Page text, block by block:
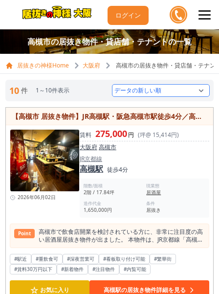
ログイン
高槻市の居抜き物件・貸店舗・テナントの一覧
居抜きの神様Home 大阪府 高槻市の居抜き物件・貸店舗・テナン
10 件 1～10件表示
【高槻市 居抜き物件】JR高槻駅・阪急高槻市駅徒歩4分／高槻本通り商店街沿いの重飲食可能な居酒屋居抜き物件
2026年06月02日
賃料 275,000円 (坪@ 15,414円)
大阪府高槻市
JR京都線
高槻駅 徒歩4分
階数/面積
2階 / 17.84坪
現業態
居酒屋
造作代金
1,650,000円
条件
居抜き
Point
高槻市で飲食店開業を検討されている方に、非常に注目度の高
い居酒屋居抜き物件が出ました。 本物件は、JR京都線「高槻
駅」徒歩4分、阪急京都本線「高槻市駅」徒歩4分。 JR・阪急の
2駅を利用できる、高槻エリアでも飲食店出店ニーズの高い立
地に位置しています。 所在地は高槻本通り商店街沿い。駅前か
ら商店街、周辺住宅地へと人の流れが続く生活導線上にあり、
ランチ需要・ディナー需要・仕事帰りの一杯・週末利用まで、
幅広い飲食需要を狙いやすいポジションです。 高槻駅周辺は、
#駅近 #重飲食可 #深夜営業可 #看板取り付け可能
#繁華街
#賃料30万円以下
#新着物件 #注目物件 #内覧可能
☆ お気に入り 高槻駅の居抜き物件詳細を見る